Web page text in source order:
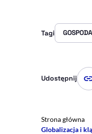
Tagi
Udostępnij
Strona główna
Globalizacja i